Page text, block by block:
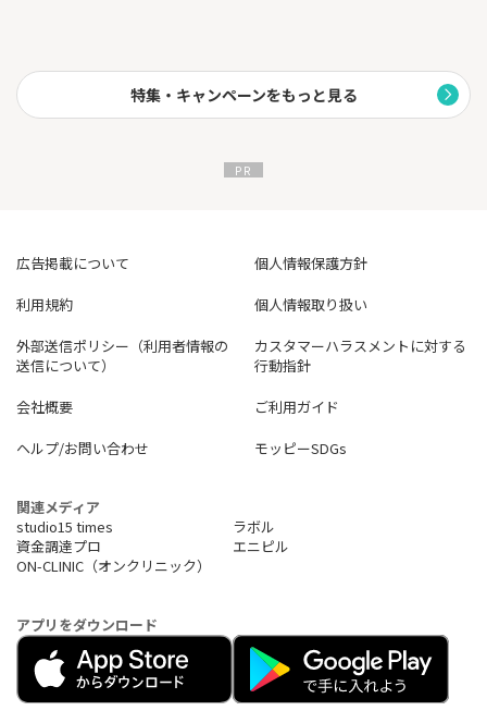
特集・キャンペーンをもっと見る
広告掲載について
個人情報保護方針
利用規約
個人情報取り扱い
外部送信ポリシー（利用者情報の
送信について）
カスタマーハラスメントに対する
行動指針
会社概要
ご利用ガイド
ヘルプ/お問い合わせ
モッピーSDGs
関連メディア
studio15 times
ラボル
資金調達プロ
エニピル
ON-CLINIC（オンクリニック）
アプリをダウンロード